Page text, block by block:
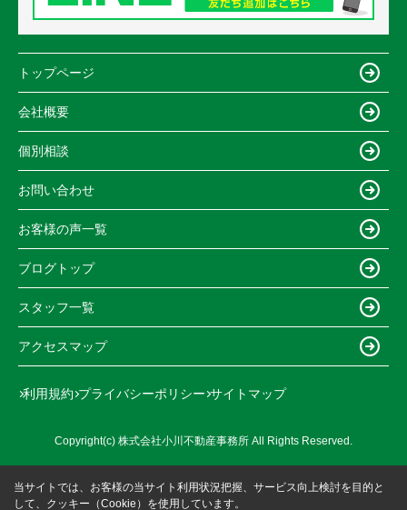
トップページ
会社概要
個別相談
お問い合わせ
お客様の声一覧
ブログトップ
スタッフ一覧
アクセスマップ
利用規約 プライバシーポリシー サイトマップ
Copyright(c) 株式会社小川不動産事務所 All Rights Reserved.
当サイトでは、お客様の当サイト利用状況把握、サービス向上検討を目的と
して、クッキー（Cookie）を使用しています。